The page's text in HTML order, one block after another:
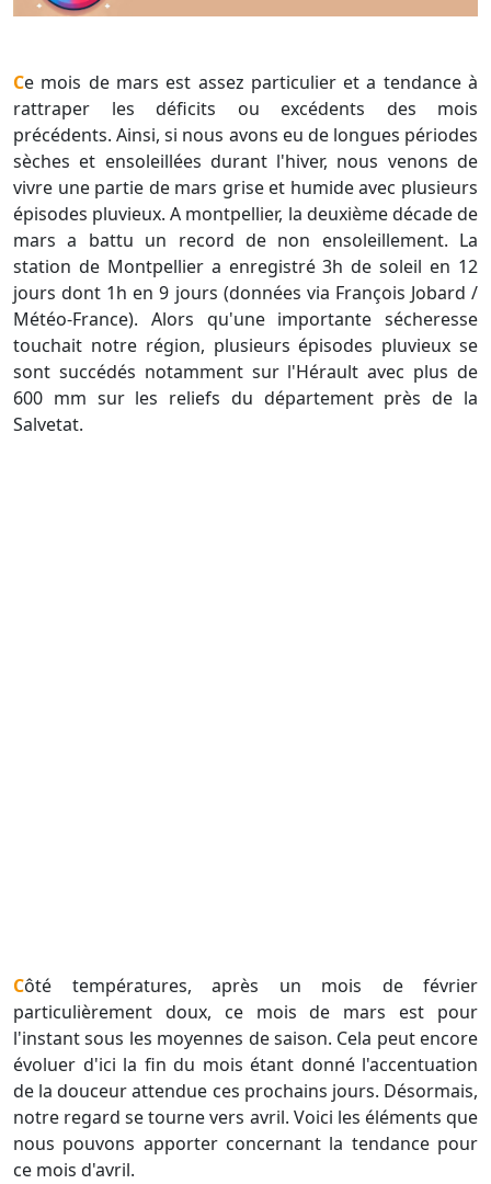
Ce mois de mars est assez particulier et a tendance à
rattraper les déficits ou excédents des mois
précédents. Ainsi, si nous avons eu de longues périodes
sèches et ensoleillées durant l'hiver, nous venons de
vivre une partie de mars grise et humide avec plusieurs
épisodes pluvieux. A montpellier, la deuxième décade de
mars a battu un record de non ensoleillement. La
station de Montpellier a enregistré 3h de soleil en 12
jours dont 1h en 9 jours (données via François Jobard /
Météo-France). Alors qu'une importante sécheresse
touchait notre région, plusieurs épisodes pluvieux se
sont succédés notamment sur l'Hérault avec plus de
600 mm sur les reliefs du département près de la
Salvetat.
Côté températures, après un mois de février
particulièrement doux, ce mois de mars est pour
l'instant sous les moyennes de saison. Cela peut encore
évoluer d'ici la fin du mois étant donné l'accentuation
de la douceur attendue ces prochains jours. Désormais,
notre regard se tourne vers avril. Voici les éléments que
nous pouvons apporter concernant la tendance pour
ce mois d'avril.